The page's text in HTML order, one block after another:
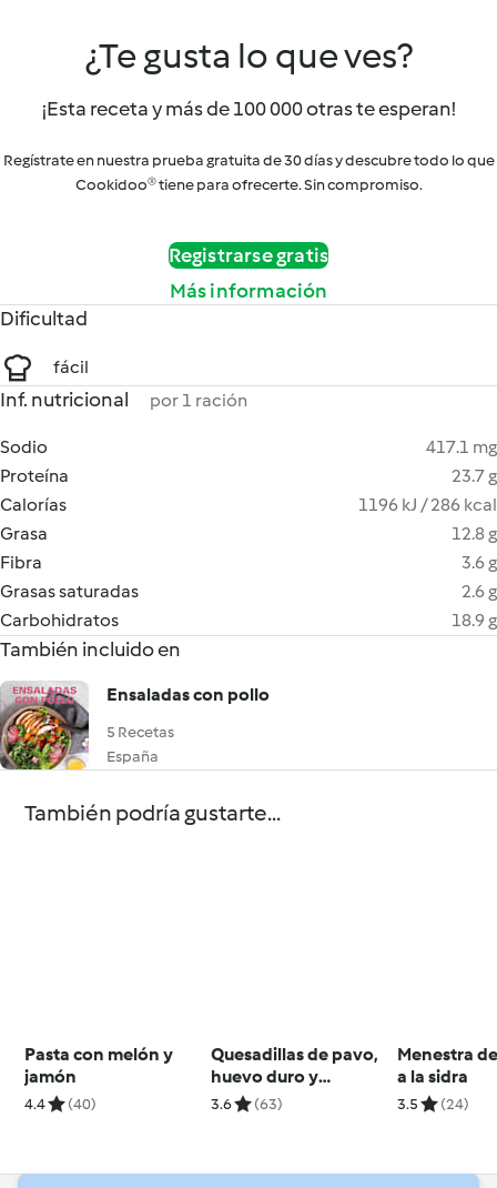
¿Te gusta lo que ves?
¡Esta receta y más de 100 000 otras te esperan!
Regístrate en nuestra prueba gratuita de 30 días y descubre todo lo que
Cookidoo® tiene para ofrecerte. Sin compromiso.
Registrarse gratis
Más información
Dificultad
fácil
Inf. nutricional por 1 ración
Sodio
417.1 mg
Proteína
23.7 g
Calorías
1196 kJ / 286 kcal
Grasa
12.8 g
Fibra
3.6 g
Grasas saturadas
2.6 g
Carbohidratos
18.9 g
También incluido en
Ensaladas con pollo
5 Recetas
España
También podría gustarte...
Pasta con melón y
jamón
4.4 (40)
Quesadillas de pavo,
huevo duro y
aguacate
3.6 (63)
Menestra
a la sidra
3.5 (24)